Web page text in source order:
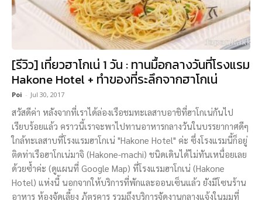
[รีวิว] เที่ยวฮาโกเน่ 1 วัน : ทานมื้อกลางวันที่โรงแรม
Hakone Hotel + ทำของที่ระลึกจากฮาโกเน่
Poi - Jul 30, 2017
สวัสดีค่า หลังจากที่เราได้ล่องเรือชมทะเลสาบอาชิที่ฮาโกเน่กันไป
เรียบร้อยแล้ว คราวนี้เราจะพาไปทานอาหารกลางวันในบรรยากาศดีๆ
ใกล้ทะเลสาบที่โรงแรมฮาโกเน่ "Hakone Hotel" ค่ะ ซึ่งโรงแรมนี้ก็อยู่
ติดท่าเรือฮาโกเน่มาจิ (Hakone-machi) ชนิดเดินได้ไม่ทันเหนื่อยเลย
ด้วยซ้ำค่ะ (ดูแผนที่ Google Map) ที่โรงแรมฮาโกเน่ (Hakone
Hotel) แห่งนี้ นอกจากให้บริการที่พักและออนเซ็นแล้ว ยังมีโซนร้าน
อาหาร ห้องจัดเลี้ยง ภัตรคาร รวมถึงบริการจัดงานกลางแจ้งในมุมที่